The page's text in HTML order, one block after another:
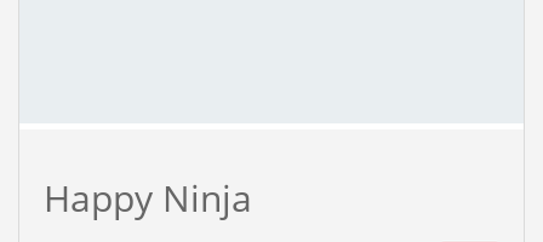
Happy Ninja